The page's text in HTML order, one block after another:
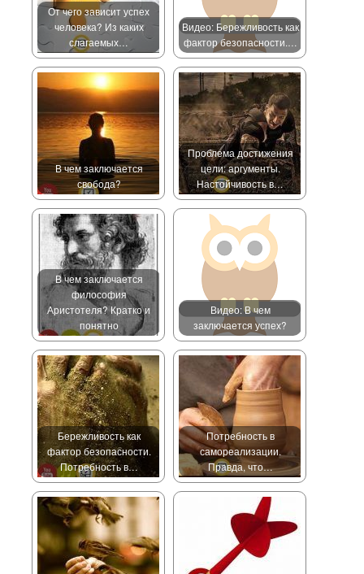
От чего зависит успех
человека? Из каких
слагаемых…
Видео: Бережливость как
фактор безопасности.…
В чем заключается
свобода?
Проблема достижения
цели: аргументы.
Настойчивость в…
В чем заключается
философия
Аристотеля? Кратко и
понятно
Видео: В чем
заключается успех?
Бережливость как
фактор безопасности.
Потребность в…
Потребность в
самореализации.
Правда, что…